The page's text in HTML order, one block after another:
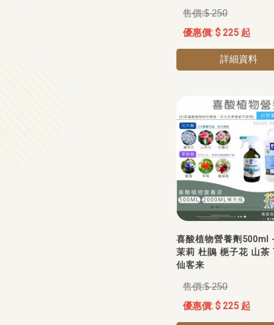
$ 250
$ 225 起
詳細資料
喜酸植物營養劑500ml
茉莉 杜鵑 梔子花 山茶
仙客来
$ 250
$ 225 起